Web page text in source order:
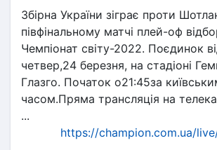
Збірна України зіграє проти
півфінальному матчі плей-оф
Чемпіонат світу-2022. Поєдинок
четвер,24 березня, на стадіоні
Глазго. Початок о21:45за
часом.Пряма трансляція на
...
https://champion.com.ua/